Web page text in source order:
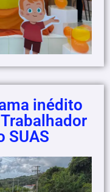
inédito
SUAS